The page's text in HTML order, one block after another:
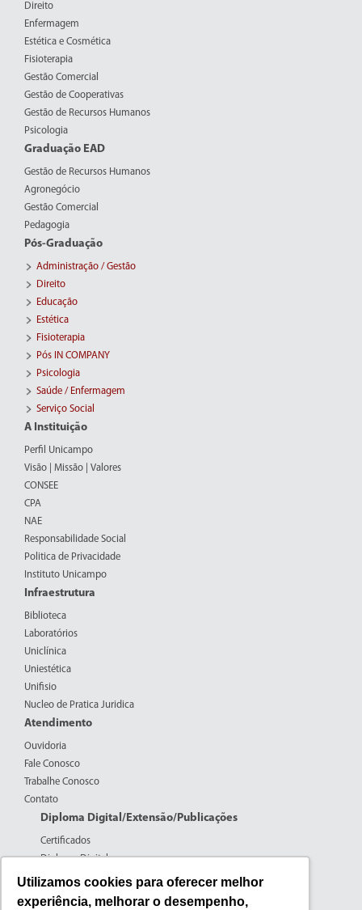
Utilizamos cookies para oferecer melhor
experiência, melhorar o desempenho,
Direito
Enfermagem
Estética e Cosmética
Fisioterapia
Gestão Comercial
Gestão de Cooperativas
Gestão de Recursos Humanos
Psicologia
Graduação EAD
Gestão de Recursos Humanos
Agronegócio
Gestão Comercial
Pedagogia
Pós-Graduação
Administração / Gestão
Direito
Educação
Estética
Fisioterapia
Pós IN COMPANY
Psicologia
Saúde / Enfermagem
Serviço Social
A Instituição
Perfil Unicampo
Visão | Missão | Valores
CONSEE
CPA
NAE
Responsabilidade Social
Politica de Privacidade
Instituto Unicampo
Infraestrutura
Biblioteca
Laboratórios
Uniclínica
Uniestética
Unifisio
Nucleo de Pratica Juridica
Atendimento
Ouvidoria
Fale Conosco
Trabalhe Conosco
Contato
Diploma Digital/Extensão/Publicações
Certificados
Diploma Digital
Formulários CPERS
Extensão